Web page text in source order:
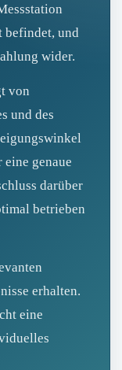
befindet, und
wider.
von
und des
genaue
darüber
betrieben
erhalten.
eine